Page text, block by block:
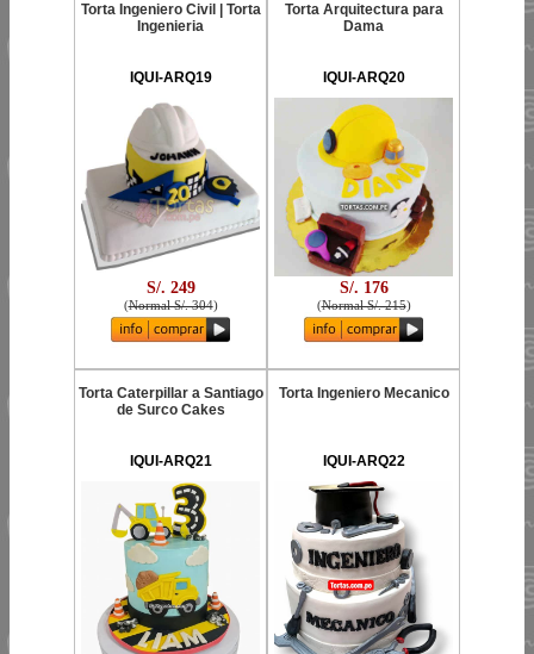
Torta Ingeniero Civil | Torta
Ingenieria
IQUI-ARQ19
S/. 249
(Normal S/. 304)
Torta Arquitectura para
Dama
IQUI-ARQ20
S/. 176
(Normal S/. 215)
Torta Caterpillar a Santiago
de Surco Cakes
IQUI-ARQ21
Torta Ingeniero Mecanico
IQUI-ARQ22